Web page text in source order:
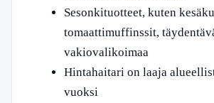
Sesonkituotteet, kuten
tomaattimuffinssit,
vakiovalikoimaa
Hintahaitari on laaja
vuoksi